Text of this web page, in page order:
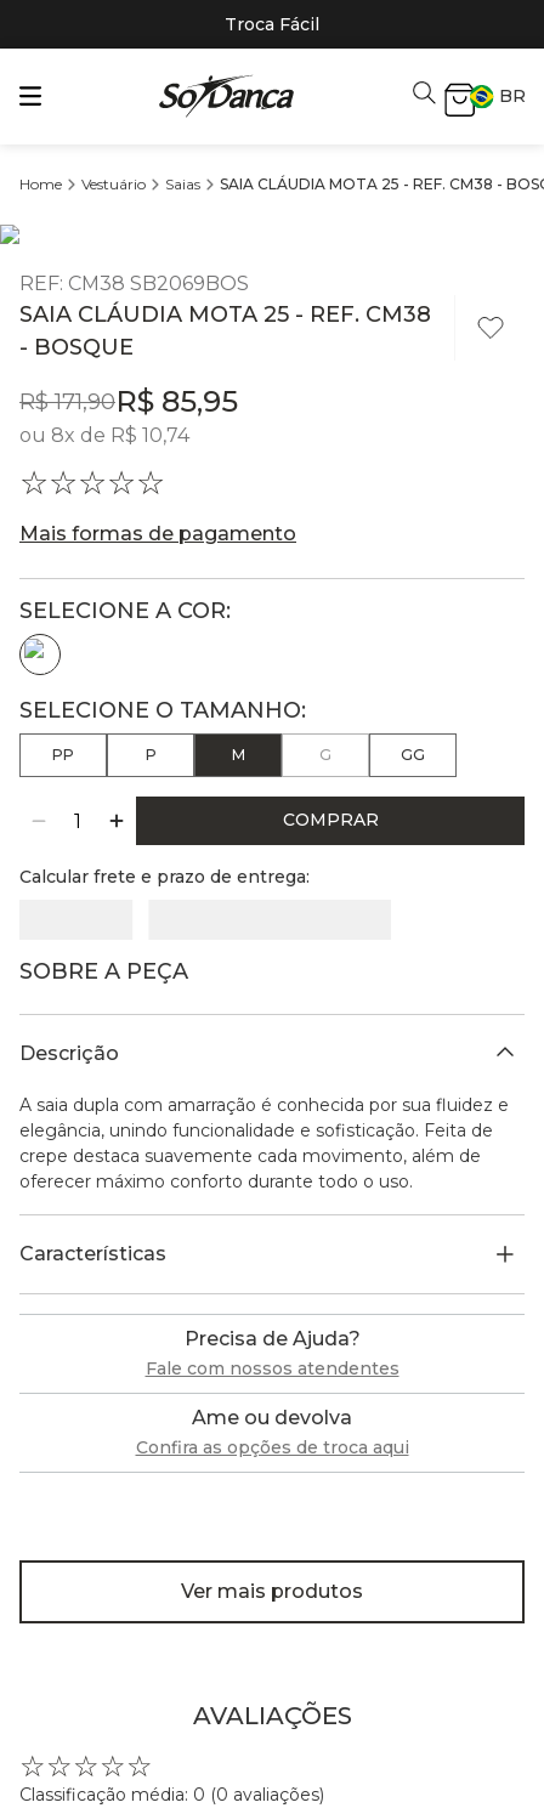
Troca Fácil
BR
Vestuário Saias SAIA CLÁUDIA MOTA 25 - REF. CM38 -
REF: CM38 SB2069BOS
SAIA CLÁUDIA MOTA 25 - REF. CM38
- BOSQUE
R$ 171,90R$ 85,95
ou 8x de R$ 10,74
☆☆☆☆☆
Mais formas de pagamento
PP P M G GG
COMPRAR
Calcular frete e prazo de entrega:
SOBRE A PEÇA
Descrição
A saia dupla com amarração é conhecida por sua fluidez e
elegância, unindo funcionalidade e sofisticação. Feita de
crepe destaca suavemente cada movimento, além de
oferecer máximo conforto durante todo o uso.
Características
Precisa de Ajuda?
Fale com nossos atendentes
Ame ou devolva
Confira as opções de troca aqui
Ver mais produtos
AVALIAÇÕES
☆☆☆☆☆
Classificação média: 0 (0 avaliações)